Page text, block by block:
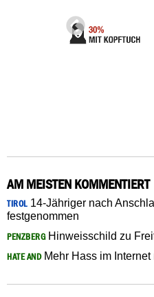
AM MEISTEN KOMMENTIERT
TIROL14-Jähriger nach
festgenommen
PENZBERGHinweisschild zu
HATE ANDMehr Hass im